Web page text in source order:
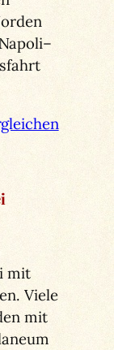
mit
Viele
mit